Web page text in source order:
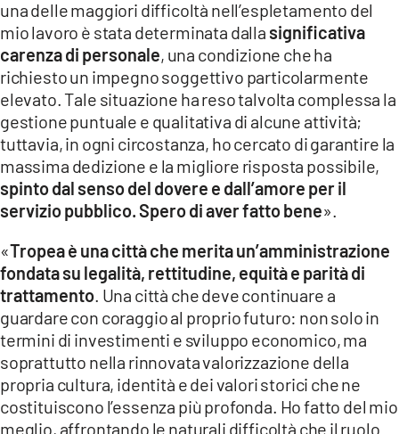
una delle maggiori difficoltà nell’espletamento del
mio lavoro è stata determinata dalla significativa
carenza di personale, una condizione che ha
richiesto un impegno soggettivo particolarmente
elevato. Tale situazione ha reso talvolta complessa la
gestione puntuale e qualitativa di alcune attività;
tuttavia, in ogni circostanza, ho cercato di garantire la
massima dedizione e la migliore risposta possibile,
spinto dal senso del dovere e dall’amore per il
servizio pubblico. Spero di aver fatto bene».
«Tropea è una città che merita un’amministrazione
fondata su legalità, rettitudine, equità e parità di
trattamento . Una città che deve continuare a
guardare con coraggio al proprio futuro: non solo in
termini di investimenti e sviluppo economico, ma
soprattutto nella rinnovata valorizzazione della
propria cultura, identità e dei valori storici che ne
costituiscono l’essenza più profonda. Ho fatto del mio
meglio, affrontando le naturali difficoltà che il ruolo